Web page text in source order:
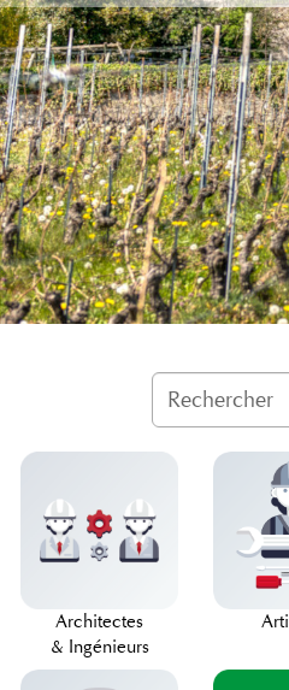
Architectes
& Ingénieurs